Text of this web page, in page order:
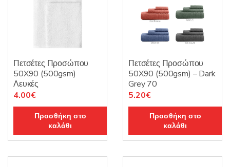
Πετσέτες Προσώπου
50X90 (500gsm)
Λευκές
4.00€
Προσθήκη στο
καλάθι
Πετσέτες Προσώπου
50X90 (500gsm) – Dark
Grey 70
5.20€
Προσθήκη στο
καλάθι